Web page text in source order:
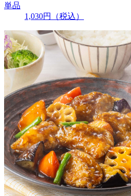
単品
1,030円 （税込）